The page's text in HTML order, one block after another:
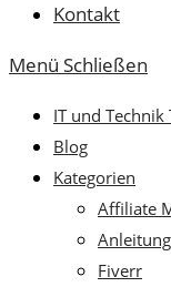
Kontakt
Menü Schließen
IT und
Blog
Kategorien
Affiliate
Fiverr